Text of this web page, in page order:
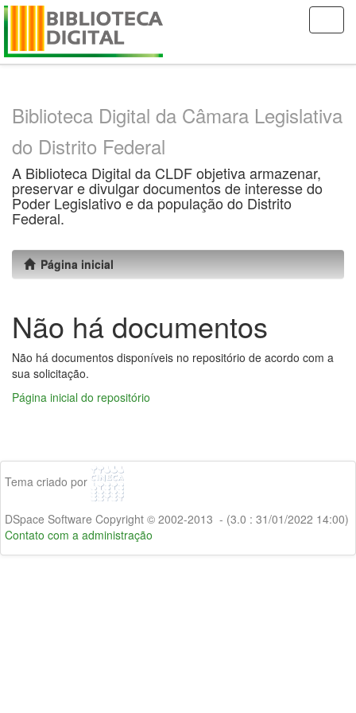
Skip
Biblioteca Digital da Câmara Legislativa
do Distrito Federal
A Biblioteca Digital da CLDF objetiva armazenar,
preservar e divulgar documentos de interesse do
Poder Legislativo e da população do Distrito
Federal.
Página inicial
Não há documentos
Não há documentos disponíveis no repositório de acordo com a
sua solicitação.
Página inicial do repositório
Tema criado por
DSpace Software Copyright © 2002-2013 - (3.0 : 31/01/2022 14:00)
Contato com a administração